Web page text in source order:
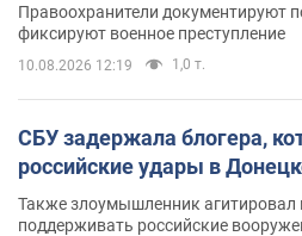
Правоохранители документируют
фиксируют военное преступление
10.08.2026 12:19 1,0 т.
СБУ задержала блогера,
российские удары в
Также злоумышленник агитировал
поддерживать российские